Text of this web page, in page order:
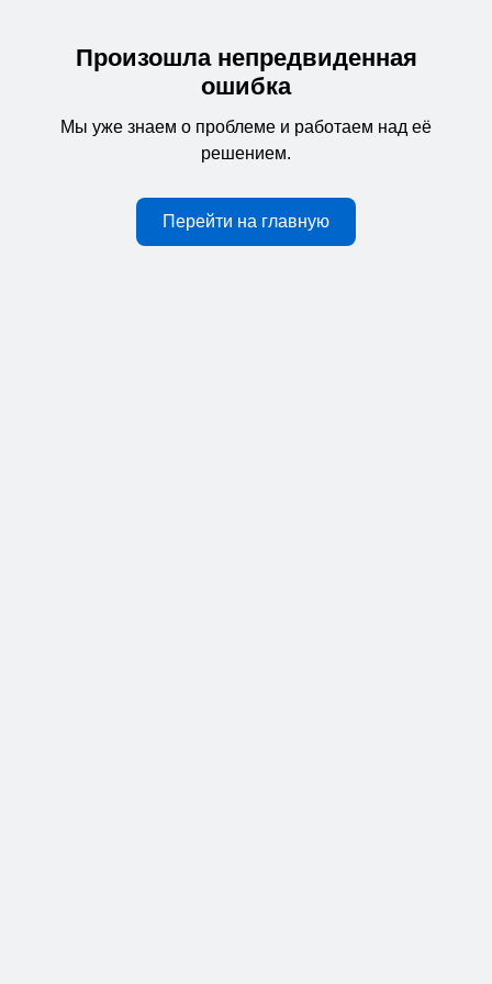
Произошла непредвиденная
ошибка
Мы уже знаем о проблеме и работаем над её
решением.
Перейти на главную